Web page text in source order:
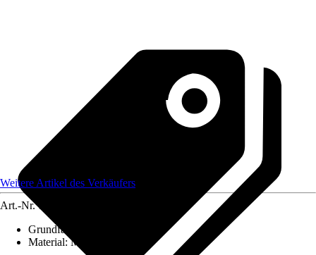
Weitere Artikel des Verkäufers
Art.-Nr. 12584270
Grundfarbe
Material:Metall